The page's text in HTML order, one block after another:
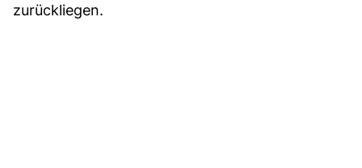
zurückliegen.